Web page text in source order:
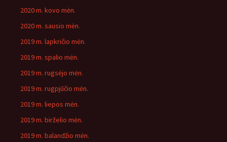
2020 m. kovo mėn.
2020 m. sausio mėn.
2019 m. lapkričio mėn.
2019 m. spalio mėn.
2019 m. rugsėjo mėn.
2019 m. rugpjūčio mėn.
2019 m. liepos mėn.
2019 m. birželio mėn.
2019 m. balandžio mėn.